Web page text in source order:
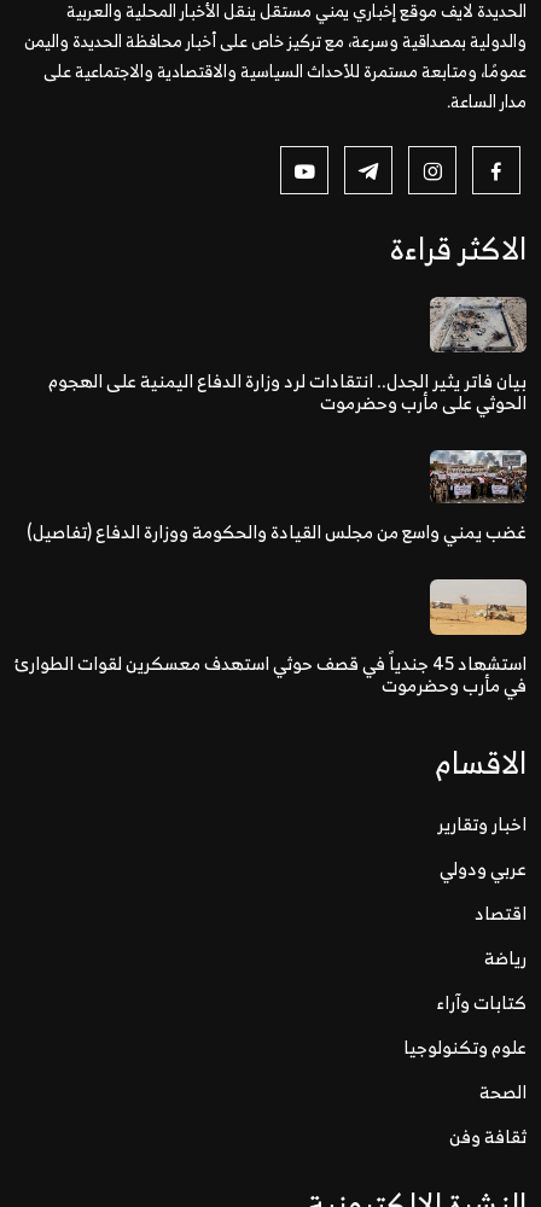
الحديدة لايف موقع إخباري يمني مستقل ينقل الأخبار المحلية والعربية
والدولية بمصداقية وسرعة، مع تركيز خاص على أخبار محافظة الحديدة واليمن
عمومًا، ومتابعة مستمرة للأحداث السياسية والاقتصادية والاجتماعية على
مدار الساعة.
الاكثر قراءة
بيان فاتر يثير الجدل.. انتقادات لرد وزارة الدفاع اليمنية على الهجوم
الحوثي على مأرب وحضرموت
غضب يمني واسع من مجلس القيادة والحكومة ووزارة الدفاع (تفاصيل)
استشهاد 45 جندياً في قصف حوثي استهدف معسكرين لقوات الطوارئ
في مأرب وحضرموت
الاقسام
اخبار وتقارير
عربي ودولي
اقتصاد
رياضة
كتابات وآراء
علوم وتكنولوجيا
الصحة
ثقافة وفن